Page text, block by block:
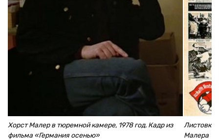
Хорст Малер в тюремной камере, 1978 год. Кадр из
фильма «Германия осенью»
Листовка
Малера